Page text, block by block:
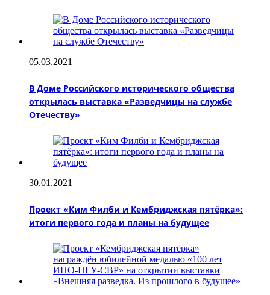
05.03.2021
В Доме Российского исторического общества
открылась выставка «Разведчицы на службе
Отечеству»
30.01.2021
Проект «Ким Филби и Кембриджская пятёрка»:
итоги первого года и планы на будущее